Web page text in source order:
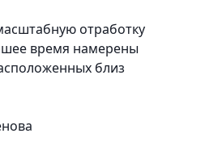
отработку
время намерены
близ